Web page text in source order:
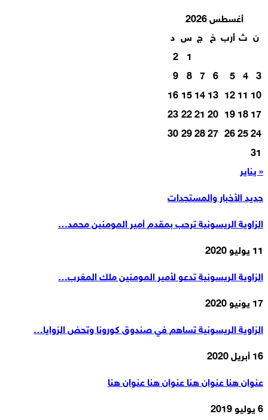
أغسطس 2026
ن ث أرب خ ج س د
1
2
3
4
5
6
7
8
9
10
11
12
13
14
15
16
17
18
19
20
21
22
23
24
25
26
27
28
29
30
31
« يناير
جديد الأخبار والمستجدات
الزاوية الريسونية ترحب بمقدم أمير المومنين محمد…
11 يوليو 2020
الزاوية الريسونية تدعو لأمير المومنين ملك المغرب…
17 يونيو 2020
الزاوية الريسونية تساهم في صندوق كورونا وتحض الزوايا…
16 أبريل 2020
عنوان هنا عنوان هنا عنوان هنا عنوان هنا
6 يوليو 2019